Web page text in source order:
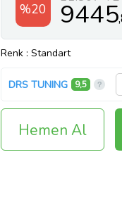
%20 9445
Renk : Standart
DRS TUNING 9,5
Hemen Al